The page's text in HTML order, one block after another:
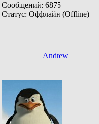
Сообщений: 6875
Статус: Оффлайн (Offline)
Andrew